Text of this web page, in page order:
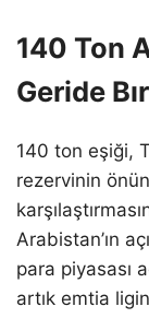
140 Ton
Geride
140 ton eşiği,
rezervinin
Arabistan’ın
para piyasası
artık emtia